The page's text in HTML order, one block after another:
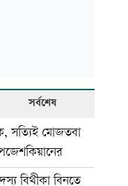
সর্বশেষ
সত্যিই মোজতবা
বিথীকা বিনতে